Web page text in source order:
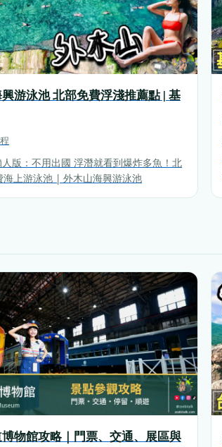
游泳池 北部免費浮淺推薦點 | 基
人版：不用出國 浮潛就看到爆炸多魚！北
海上游泳池 | 外木山海興游泳池
物館攻略｜門票、交通、展區與